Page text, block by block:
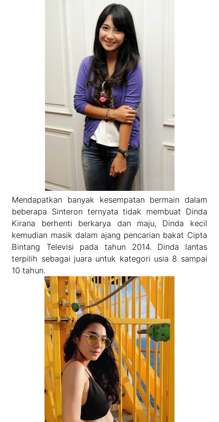
Mendapatkan banyak kesempatan bermain dalam
beberapa Sinteron ternyata tidak membuat Dinda
Kirana berhenti berkarya dan maju, Dinda kecil
kemudian masik dalam ajang pencarian bakat Cipta
Bintang Televisi pada tahun 2014. Dinda lantas
terpilih sebagai juara untuk kategori usia 8 sampai
10 tahun.